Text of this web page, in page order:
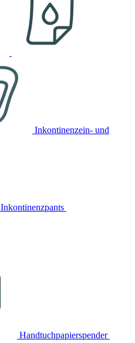
Inkontinenzein- und
Inkontinenzpants
Handtuchpapierspender